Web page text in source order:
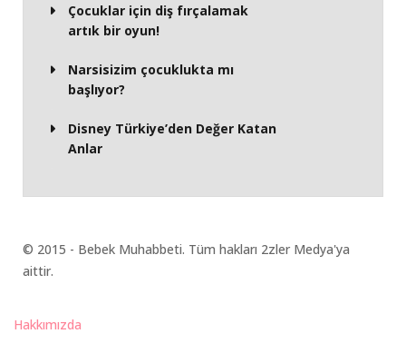
Çocuklar için diş fırçalamak
artık bir oyun!
Narsisizim çocuklukta mı
başlıyor?
Disney Türkiye’den Değer Katan
Anlar
© 2015 - Bebek Muhabbeti. Tüm hakları 2zler Medya'ya
aittir.
Hakkımızda